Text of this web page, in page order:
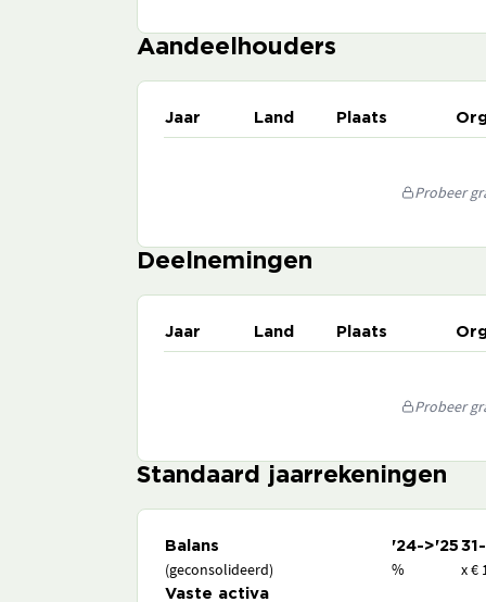
Aandeelhouders
Jaar Land Plaats
Probeer
Deelnemingen
Jaar Land Plaats
Probeer
Standaard jaarrekeningen
Balans '24->'25
(geconsolideerd) % x €
Vaste activa